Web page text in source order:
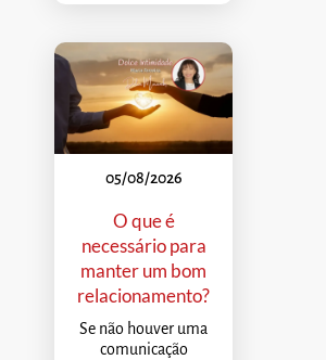
05/08/2026
O que é
necessário para
manter um bom
relacionamento?
Se não houver uma
comunicação